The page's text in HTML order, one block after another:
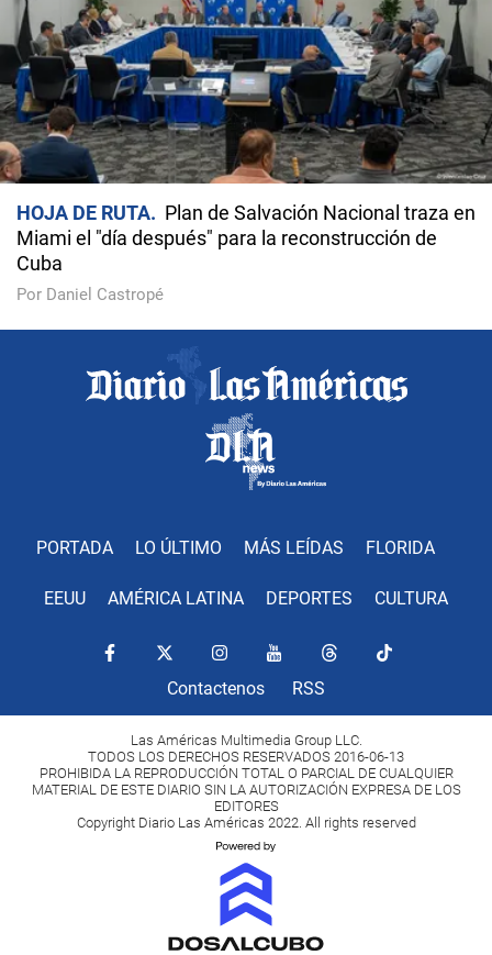
HOJA DE RUTA
Plan de Salvación Nacional traza en
Miami el "día después" para la reconstrucción de
Cuba
Por Daniel Castropé
PORTADA LO ÚLTIMO MÁS LEÍDAS FLORIDA
EEUU AMÉRICA LATINA DEPORTES CULTURA
Contactenos RSS
Las Américas Multimedia Group LLC.
TODOS LOS DERECHOS RESERVADOS 2016-06-13
PROHIBIDA LA REPRODUCCIÓN TOTAL O PARCIAL DE CUALQUIER
MATERIAL DE ESTE DIARIO SIN LA AUTORIZACIÓN EXPRESA DE LOS
EDITORES
Copyright Diario Las Américas 2022. All rights reserved